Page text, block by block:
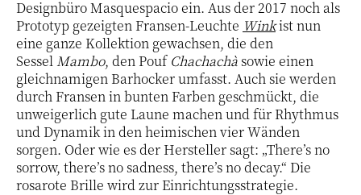
Designbüro Masquespacio ein. Aus der 2017 noch als
Prototyp gezeigten Fransen-Leuchte Winkist nun
eine ganze Kollektion gewachsen, die den
SesselMambo, den Pouf Chachachàsowie einen
gleichnamigen Barhocker umfasst. Auch sie werden
durch Fransen in bunten Farben geschmückt, die
unweigerlich gute Laune machen und für Rhythmus
und Dynamik in den heimischen vier Wänden
sorgen. Oder wie es der Hersteller sagt: „There’s no
sorrow, there’s no sadness, there’s no decay.“ Die
rosarote Brille wird zur Einrichtungsstrategie.